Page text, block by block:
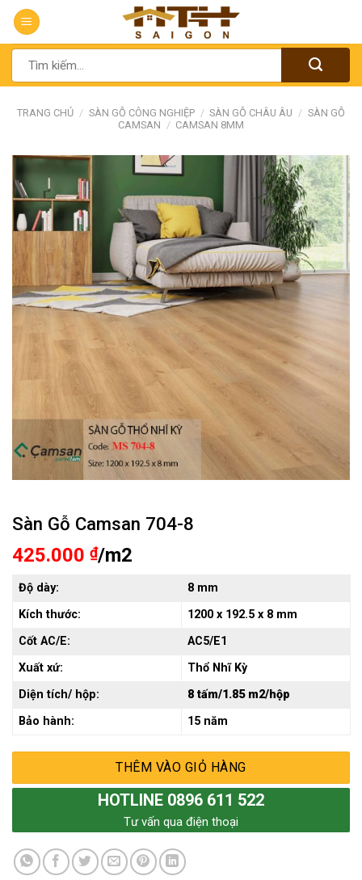
Chuyển
đến
nộiTìm
kiếm:
TRANG CHỦ / SÀN GỖ CÔNG NGHIỆP / SÀN GỖ CHÂU ÂU / SÀN GỖ
CAMSAN / CAMSAN 8MM
Sàn Gỗ Camsan 704-8
425.000 ₫/m2
Độ dày:
8 mm
Kích thước:
1200 x 192.5 x 8 mm
Cốt AC/E:
AC5/E1
Xuất xứ:
Thổ Nhĩ Kỳ
Diện tích/ hộp:
8 tấm/1.85 m2/hộp
Bảo hành:
15 năm
THÊM VÀO GIỎ HÀNG
HOTLINE 0896 611 522
Tư vấn qua điện thoại